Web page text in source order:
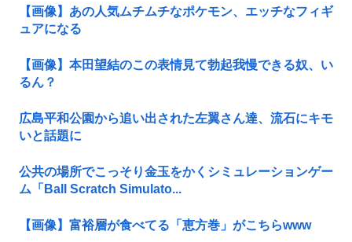
【画像】あの人気ムチムチなポケモン、エッチなフィギ
ュアになる
【画像】本田望結のこの表情見て勃起我慢できる奴、い
るん？
広島平和公園から追い出された左翼さん達、流石にキモ
いと話題に
公共の場所でこっそり金玉をかくシミュレーションゲー
ム「Ball Scratch Simulato...
【画像】富裕層が食べてる「恵方巻」がこちらwww